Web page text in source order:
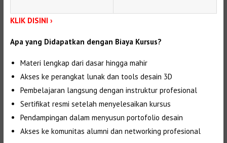
KLIK DISINI ›
Apa yang Didapatkan dengan Biaya Kursus?
Materi lengkap dari dasar hingga mahir
Akses ke perangkat lunak dan tools desain 3D
Pembelajaran langsung dengan instruktur profesional
Sertifikat resmi setelah menyelesaikan kursus
Pendampingan dalam menyusun portofolio desain
Akses ke komunitas alumni dan networking profesional